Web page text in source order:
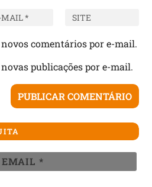
comentários por e-mail.
publicações por e-mail.